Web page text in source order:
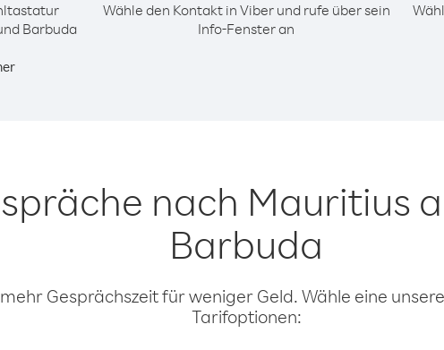
Barbuda
Wähle den Kontakt in Viber und rufe über sein
Info-Fenster an
nach Mauritius
Barbuda
Gesprächszeit für weniger Geld. Wähle eine
Tarifoptionen: